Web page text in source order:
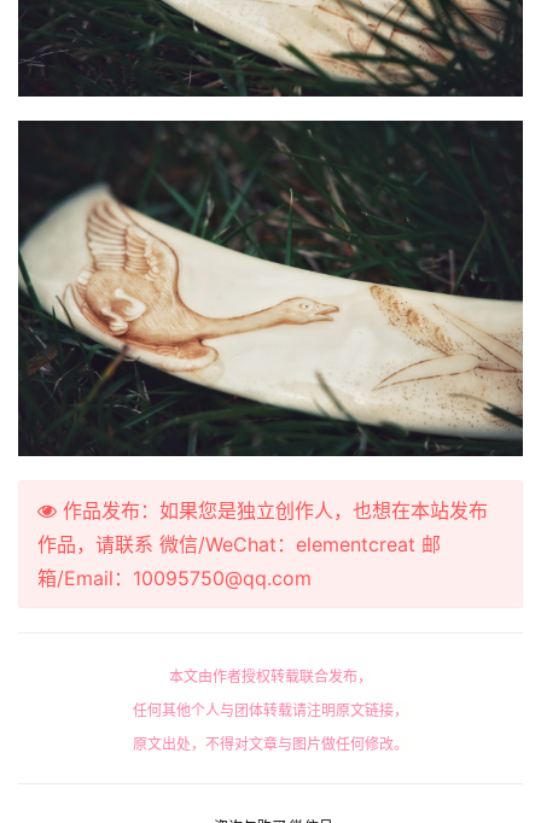
作品发布：如果您是独立创作人，也想在本站发布
作品，请联系 微信/WeChat：elementcreat 邮
箱/Email：10095750@qq.com
本文由作者授权转载联合发布，
任何其他个人与团体转载请注明原文链接，
原文出处，不得对文章与图片做任何修改。